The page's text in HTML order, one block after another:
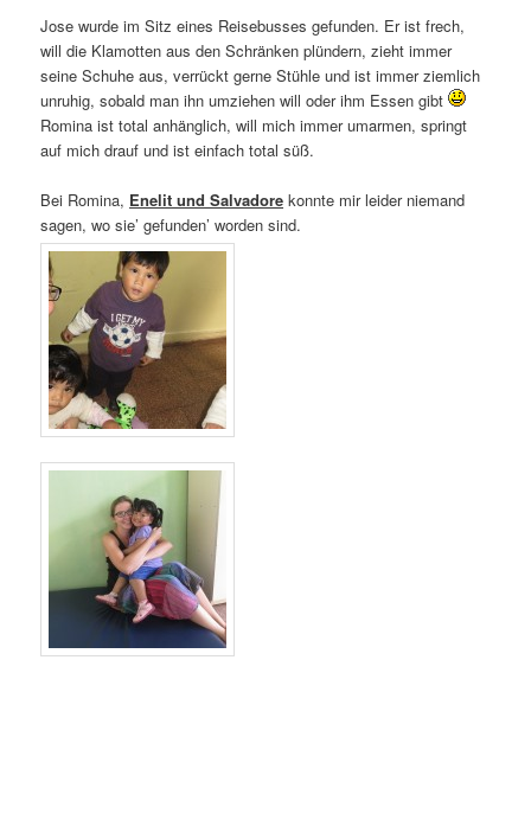
Jose wurde im Sitz eines Reisebusses gefunden. Er ist frech,
will die Klamotten aus den Schränken plündern, zieht immer
seine Schuhe aus, verrückt gerne Stühle und ist immer ziemlich
unruhig, sobald man ihn umziehen will oder ihm Essen gibt
Romina ist total anhänglich, will mich immer umarmen, springt
auf mich drauf und ist einfach total süß.
Bei Romina, Enelit und Salvadore konnte mir leider niemand
sagen, wo sie’ gefunden’ worden sind.